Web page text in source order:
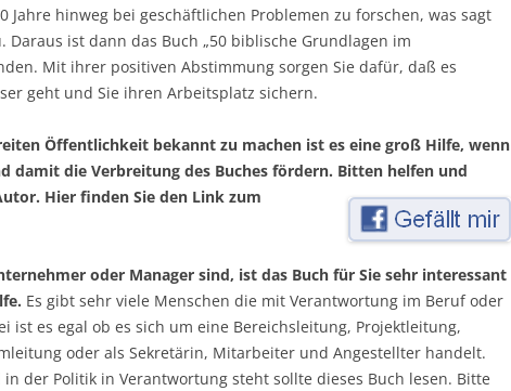
Jahre hinweg bei geschäftlichen Problemen zu forschen, was sagt
Daraus ist dann das Buch „50 biblische Grundlagen im
Mit ihrer positiven Abstimmung sorgen Sie dafür, daß es
geht und Sie ihren Arbeitsplatz sichern.
Öffentlichkeit bekannt zu machen ist es eine groß Hilfe, wenn
damit die Verbreitung des Buches fördern. Bitten helfen und
Hier finden Sie den Link zum
oder Manager sind, ist das Buch für Sie sehr interessant
Es gibt sehr viele Menschen die mit Verantwortung im Beruf oder
ist es egal ob es sich um eine Bereichsleitung, Projektleitung,
oder als Sekretärin, Mitarbeiter und Angestellter handelt.
der Politik in Verantwortung steht sollte dieses Buch lesen. Bitte